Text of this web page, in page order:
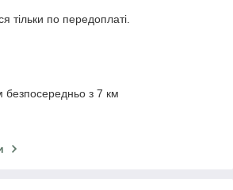
тільки по передоплаті.
безпосередньо з 7 км